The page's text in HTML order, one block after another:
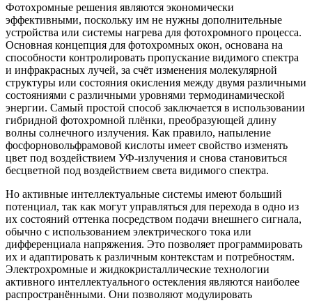
Фотохромные решения являются экономически
эффективными, поскольку им не нужны дополнительные
устройства или системы нагрева для фотохромного процесса.
Основная концепция для фотохромных окон, основана на
способности контролировать пропускание видимого спектра
и инфракрасных лучей, за счёт изменения молекулярной
структуры или состояния окисления между двумя различными
состояниями с различными уровнями термодинамической
энергии. Самый простой способ заключается в использовании
гибридной фотохромной плёнки, преобразующей длину
волны солнечного излучения. Как правило, напыление
фосфорновольфрамовой кислоты имеет свойство изменять
цвет под воздействием УФ-излучения и снова становиться
бесцветной под воздействием света видимого спектра.
Но активные интеллектуальные системы имеют больший
потенциал, так как могут управляться для перехода в одно из
их состояний оттенка посредством подачи внешнего сигнала,
обычно с использованием электрического тока или
дифференциала напряжения. Это позволяет программировать
их и адаптировать к различным контекстам и потребностям.
Электрохромные и жидкокристаллические технологии
активного интеллектуального остекления являются наиболее
распространёнными. Они позволяют модулировать